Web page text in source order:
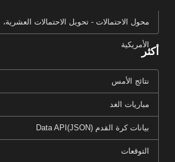
محول الاحتمالات - تحويل الاحتمالات العشرية،
الأمريكية
أكثر
نتائج الأمس
مباريات الغد
بيانات كرة القدم Data API(JSON)
التوقعات